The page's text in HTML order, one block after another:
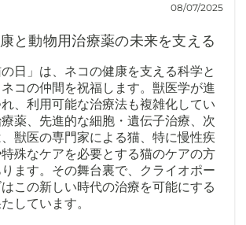
08/07/2025
と動物用治療薬の未来を支える
日」は、ネコの健康を支える科学と
コの仲間を祝福します。獣医学が進
、利用可能な治療法も複雑化してい
薬、先進的な細胞・遺伝子治療、次
獣医の専門家による猫、特に慢性疾
殊なケアを必要とする猫のケアの方
ます。その舞台裏で、クライオポー
はこの新しい時代の治療を可能にする
しています。